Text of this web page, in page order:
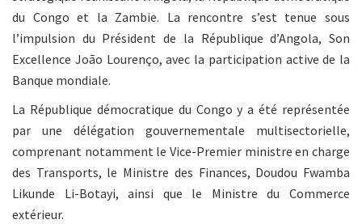
du Congo et la Zambie. La rencontre s’est tenue sous
l’impulsion du Président de la République d’Angola, Son
Excellence João Lourenço, avec la participation active de la
Banque mondiale.
La République démocratique du Congo y a été représentée
par une délégation gouvernementale multisectorielle,
comprenant notamment le Vice-Premier ministre en charge
des Transports, le Ministre des Finances, Doudou Fwamba
Likunde Li-Botayi, ainsi que le Ministre du Commerce
extérieur.